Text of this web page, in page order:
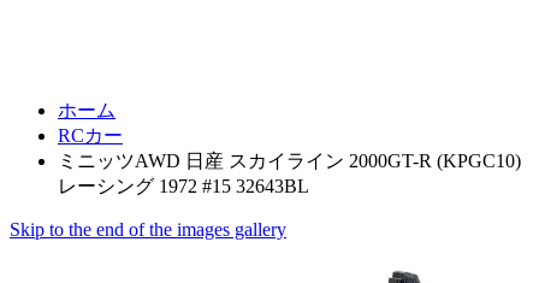
ホーム
RCカー
ミニッツAWD 日産 スカイライン 2000GT-R (KPGC10)
レーシング 1972 #15 32643BL
Skip to the end of the images gallery